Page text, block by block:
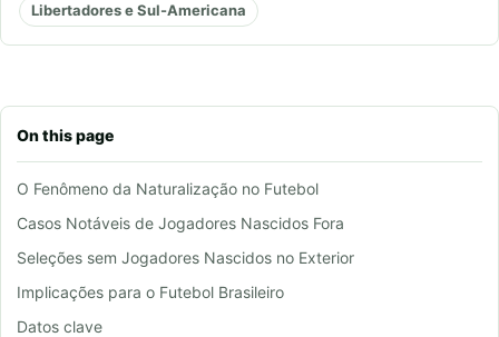
On this page
O Fenômeno da Naturalização no Futebol
Casos Notáveis de Jogadores Nascidos Fora
Seleções sem Jogadores Nascidos no Exterior
Implicações para o Futebol Brasileiro
Datos clave
Libertadores e Sul-Americana